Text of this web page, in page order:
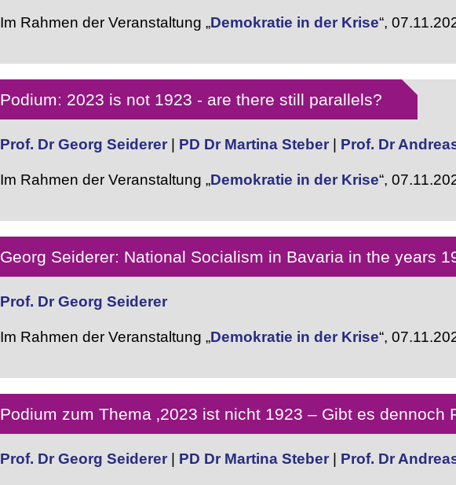
Im Rahmen der Veranstaltung „Demokratie in der Krise“,
Podium: 2023 is not 1923 - are there still parallels?
Prof. Dr Georg Seiderer PD Dr Martina Steber Prof. Dr
Im Rahmen der Veranstaltung „Demokratie in der Krise“,
Georg Seiderer: National Socialism in Bavaria in the years
Prof. Dr Georg Seiderer
Im Rahmen der Veranstaltung „Demokratie in der Krise“,
Podium zum Thema ‚2023 ist nicht 1923 – Gibt es dennoch
Prof. Dr Georg Seiderer PD Dr Martina Steber Prof. Dr